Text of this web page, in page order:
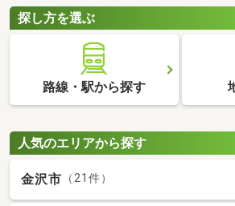
間取りや設備、購入費用などをチェックし
探し方を選ぶ
路線・駅から探す
人気のエリアから探す
金沢市 （21件）